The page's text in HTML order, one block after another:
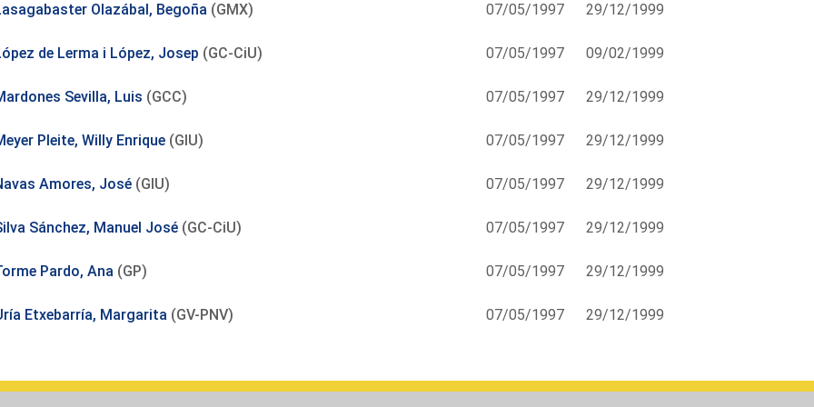
Olazábal, Begoña (GMX) 07/05/1997 29/12/1999
de Lerma i López, Josep (GC-CiU) 07/05/1997 09/02/1999
Sevilla, Luis (GCC) 07/05/1997 29/12/1999
Pleite, Willy Enrique(GIU) 07/05/1997 29/12/1999
Amores, José(GIU) 07/05/1997 29/12/1999
Sánchez, Manuel José(GC-CiU) 07/05/1997 29/12/1999
Pardo, Ana (GP) 07/05/1997 29/12/1999
Etxebarría, Margarita (GV-PNV) 07/05/1997 29/12/1999